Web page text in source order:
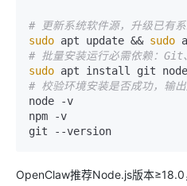
# 更新系统软件源，升级已有
sudo apt update && sudo
# 批量安装运行必需依赖：Git
sudo
# 校验环境安装是否成功，输
node -v
npm -v
OpenClaw推荐Node.js版本